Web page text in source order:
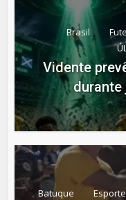
Brasil
Vidente
durante
Batuque Esporte